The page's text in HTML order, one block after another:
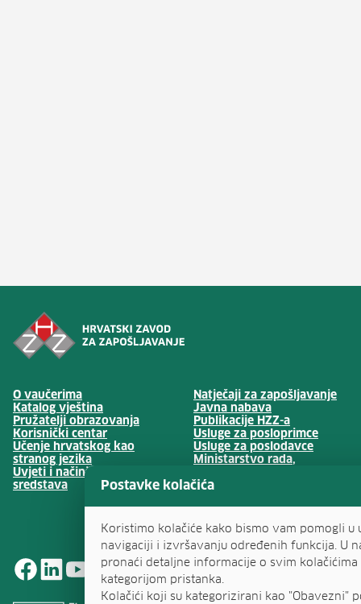
Postavke kolačića
Koristimo kolačiće kako bismo vam pomogli u
navigaciji i izvršavanju određenih funkcija. U
pronaći detaljne informacije o svim
kategorijom pristanka.
Kolačići koji su kategorizirani kao "Obavezni"
O vaučerima
Katalog vještina
Pružatelji obrazovanja
Korisnički centar
Učenje hrvatskog kao
stranog jezika
Uvjeti i načini korištenja
sredstava
Natječaji za zapošljavanje
Javna nabava(otvara se u
Publikacije HZZ-a(otvara se u
Usluge za posloprimce
Usluge za poslodavce(otvara
Ministarstvo rada,
obitelji i socijalne politike